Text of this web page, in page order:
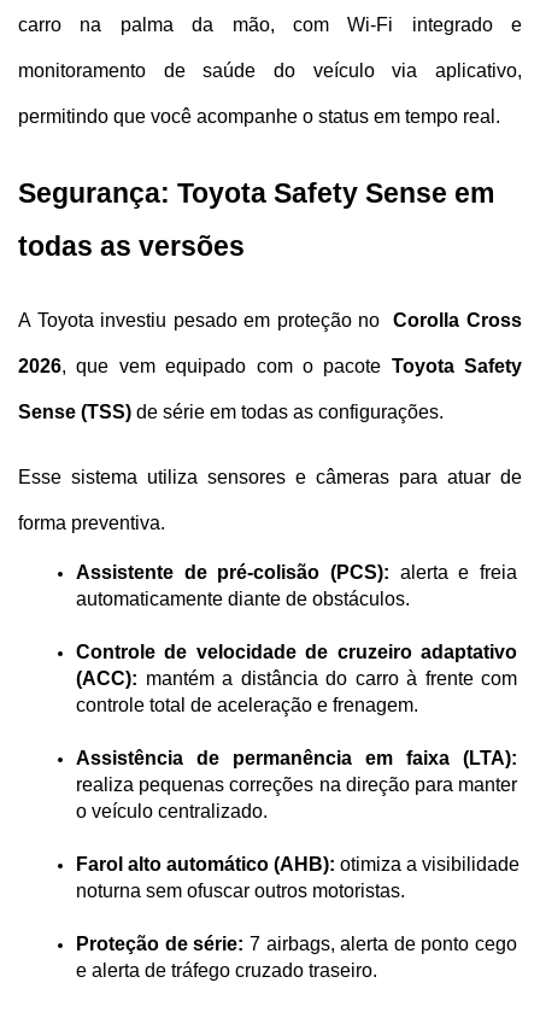
carro na palma da mão, com Wi-Fi integrado e
monitoramento de saúde do veículo via aplicativo,
permitindo que você acompanhe o status em tempo real.
Segurança: Toyota Safety Sense em
todas as versões
A Toyota investiu pesado em proteção no Corolla Cross
2026, que vem equipado com o pacote Toyota Safety
Sense (TSS) de série em todas as configurações.
Esse sistema utiliza sensores e câmeras para atuar de
forma preventiva.
Assistente de pré-colisão (PCS): alerta e freia
automaticamente diante de obstáculos.
Controle de velocidade de cruzeiro adaptativo
(ACC): mantém a distância do carro à frente com
controle total de aceleração e frenagem.
Assistência de permanência em faixa (LTA):
realiza pequenas correções na direção para manter
o veículo centralizado.
Farol alto automático (AHB): otimiza a visibilidade
noturna sem ofuscar outros motoristas.
Proteção de série: 7 airbags, alerta de ponto cego
e alerta de tráfego cruzado traseiro.